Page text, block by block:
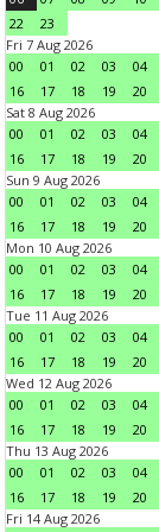
22
23
Fri 7 Aug 2026
00
01 02 03 04
16
17 18 19 20
Sat 8 Aug 2026
00
01 02 03 04
16
17 18 19 20
Sun 9 Aug 2026
00
01 02 03 04
16
17 18 19 20
Mon 10 Aug 2026
00
01 02 03 04
16
17 18 19 20
Tue 11 Aug 2026
00
01 02 03 04
16
17 18 19 20
Wed 12 Aug 2026
00
01 02 03 04
16
17 18 19 20
Thu 13 Aug 2026
00
01 02 03 04
16
17 18 19 20
Fri 14 Aug 2026